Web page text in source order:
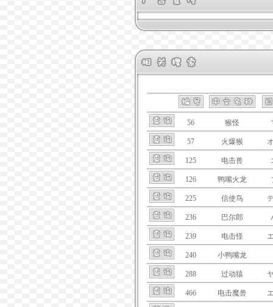
56 猴怪
57 火爆猴
125 电击兽
126 鸭嘴火龙
225 信使鸟
236 巴尔郎
239 电击怪
240 小鸭嘴龙
288 过动猿
466 电击魔兽